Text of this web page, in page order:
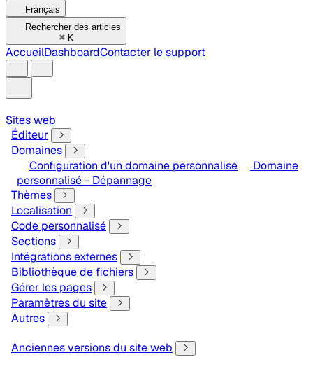
Français
Rechercher des articles
⌘ K
AccueilDashboardContacter le support
Sites web
Éditeur
Domaines
Configuration d'un domaine personnalisé
Domaine
personnalisé - Dépannage
Thèmes
Localisation
Code personnalisé
Sections
Intégrations externes
Bibliothèque de fichiers
Gérer les pages
Paramètres du site
Autres
Anciennes versions du site web